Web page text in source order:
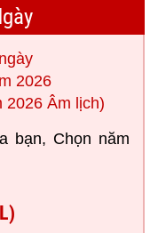
2026
2026 Âm lịch)
bạn, Chọn năm